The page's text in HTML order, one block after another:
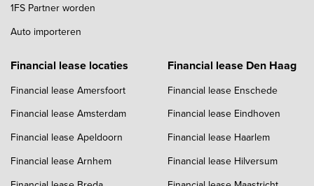
1FS Partner worden
Auto importeren
Financial lease locaties
Financial lease Amersfoort
Financial lease Amsterdam
Financial lease Apeldoorn
Financial lease Arnhem
Financial lease Den Haag
Financial lease Enschede
Financial lease Eindhoven
Financial lease Haarlem
Financial lease Hilversum